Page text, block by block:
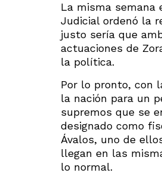
La misma semana
Judicial ordenó la
justo sería que
actuaciones de
la política.
Por lo pronto, con
la nación para un
supremos que se
designado como
Ávalos, uno de
llegan en las
lo normal.